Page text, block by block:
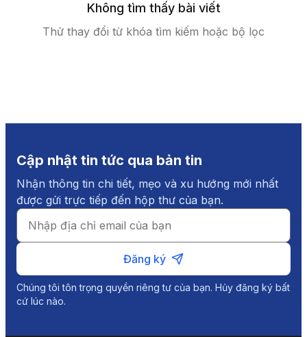
Không tìm thấy bài viết
Thử thay đổi từ khóa tìm kiếm hoặc bộ lọc
Cập nhật tin tức qua bản tin
Nhận thông tin chi tiết, mẹo và xu hướng mới nhất
được gửi trực tiếp đến hộp thư của bạn.
Đăng ký
Chúng tôi tôn trọng quyền riêng tư của bạn. Hủy đăng ký bất
cứ lúc nào.